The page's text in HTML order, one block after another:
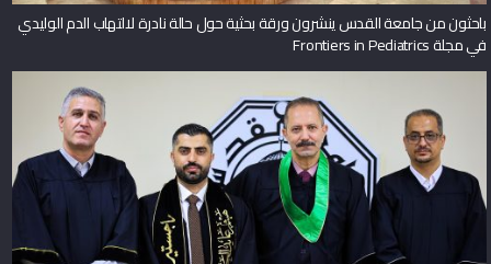
باحثون من جامعة القدس ينشرون ورقة بحثية حول حالة نادرة لالتهاب الدم الوليدي
في مجلة Frontiers in Pediatrics